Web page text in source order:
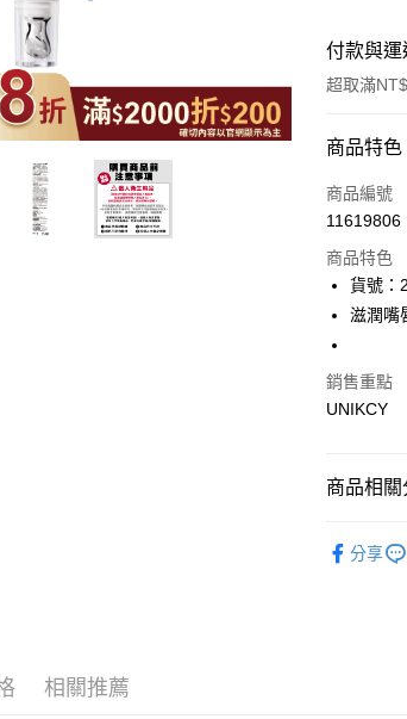
付款與運
超取滿
付款方式
icash Pay
超商取貨
LINE Pay
街口支付
Google
商品特色
商品編號
11619806
商品特色
貨號：
滋潤嘴
銷售重點
UNIKCY
商品相關
分享
相關推薦